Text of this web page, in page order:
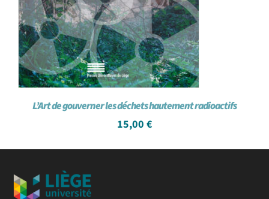
L’Art de gouverner les déchets hautement radioactifs
15,00 €